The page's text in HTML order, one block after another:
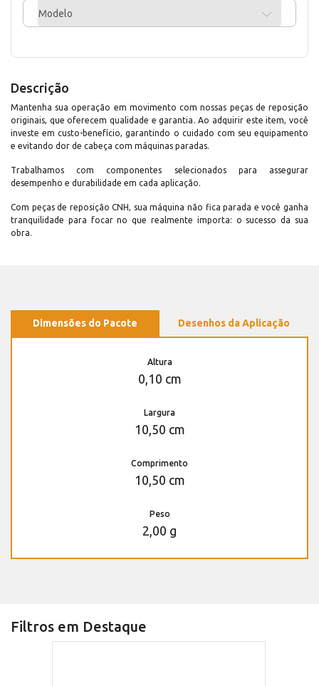
Modelo
Descrição
Mantenha sua operação em movimento com nossas peças de reposição
originais, que oferecem qualidade e garantia. Ao adquirir este item, você
investe em custo-benefício, garantindo o cuidado com seu equipamento
e evitando dor de cabeça com máquinas paradas.
Trabalhamos com componentes selecionados para assegurar
desempenho e durabilidade em cada aplicação.
Com peças de reposição CNH, sua máquina não fica parada e você ganha
tranquilidade para focar no que realmente importa: o sucesso da sua
obra.
Dimensões do Pacote Desenhos da Aplicação
Altura
0,10 cm
Largura
10,50 cm
Comprimento
10,50 cm
Peso
2,00 g
Filtros em Destaque